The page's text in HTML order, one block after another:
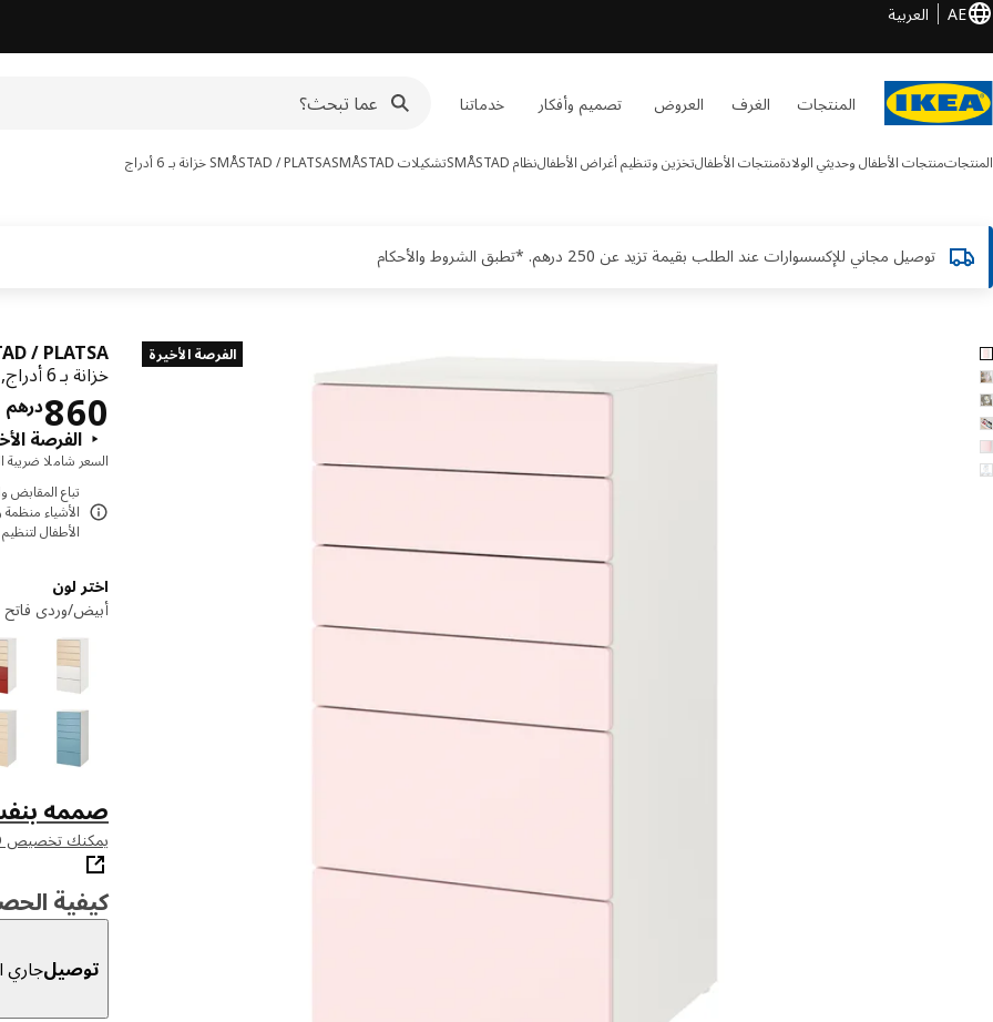
AE العربية
المنتجات الغرف العروض تصميم وأفكار خدماتنا
المنتجاتمنتجات الأطفال وحديثي الولادةمنتجات الأطفالتخزين وتنظيم أغراض الأطفالنظام SMÅSTAD تشكيلات SMÅSTAD SMÅSTAD / PLATSAخزانة بـ 6 أدراج
توصيل مجاني للإكسسوارات عند الطلب بقيمة تزيد عن 250 درهم. *تطبق الشروط والأحكام
6 SMÅSTAD / PLATSA الصور الصور الفرصة الأخيرة
/ PLATSA
خزانة بـ 6 أدراج, أبيض/وردي فاتح,
درهم860
الفرصة
السعر شاملا ضريبة
الأشياء منظمة
الأطفال
اختر لون
أبيض/وردي فاتح
صممه
يمكنك تخصيص SMASTAD باستخدام أداتنا للتخطيط
كيفية
توصيلجاري